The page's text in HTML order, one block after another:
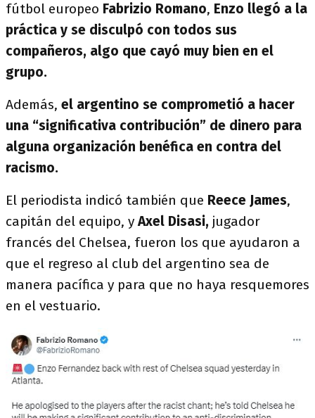
fútbol europeo Fabrizio Romano, Enzo llegó a la
práctica y se disculpó con todos sus
compañeros, algo que cayó muy bien en el
grupo.
Además, el argentino se comprometió a hacer
una “significativa contribución” de dinero para
alguna organización benéfica en contra del
racismo.
El periodista indicó también que Reece James,
capitán del equipo, yAxel Disasi, jugador
francés del Chelsea, fueron los que ayudaron a
que el regreso al club del argentino sea de
manera pacífica y para que no haya resquemores
en el vestuario.